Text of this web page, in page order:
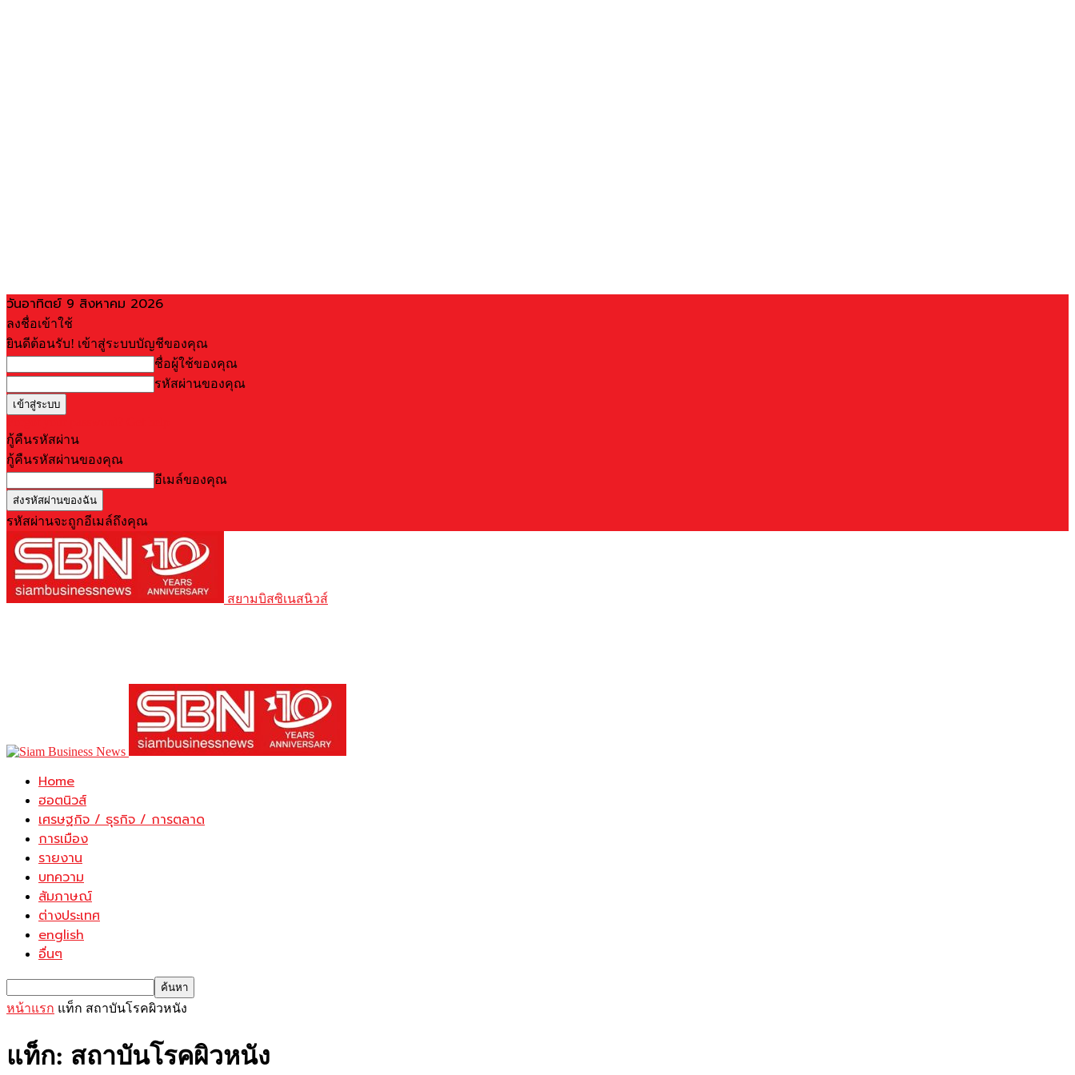
วันอาทิตย์ 9 สิงหาคม 2026
ลงชื่อเข้าใช้
ยินดีต้อนรับ! เข้าสู่ระบบบัญชีของคุณ
ชื่อผู้ใช้ของคุณ
รหัสผ่านของคุณ
กู้คืนรหัสผ่าน
กู้คืนรหัสผ่านของคุณ
อีเมล์ของคุณ
รหัสผ่านจะถูกอีเมล์ถึงคุณ
สยามบิสซิเนสนิวส์
Home
ฮอตนิวส์
เศรษฐกิจ / ธุรกิจ / การตลาด
การเมือง
รายงาน
บทความ
สัมภาษณ์
ต่างประเทศ
english
อื่นๆ
หน้าแรก แท็ก สถาบันโรคผิวหนัง
แท็ก: สถาบันโรคผิวหนัง